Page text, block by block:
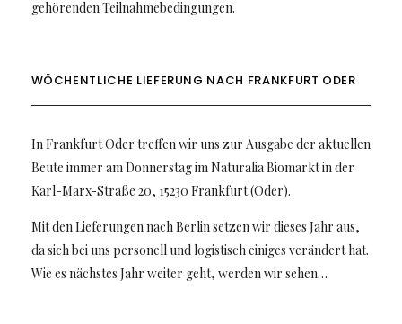
gehörenden Teilnahmebedingungen.
WÖCHENTLICHE LIEFERUNG NACH FRANKFURT ODER
In Frankfurt Oder treffen wir uns zur Ausgabe der aktuellen
Beute immer am Donnerstag im Naturalia Biomarkt in der
Karl-Marx-Straße 20, 15230 Frankfurt (Oder).
Mit den Lieferungen nach Berlin setzen wir dieses Jahr aus,
da sich bei uns personell und logistisch einiges verändert hat.
Wie es nächstes Jahr weiter geht, werden wir sehen…